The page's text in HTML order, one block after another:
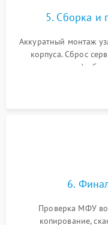
5. Сборка и
Аккуратный монтаж
корпуса. Сброс
закрепления),
калибровка
6.
Проверка МФУ во
копирование,